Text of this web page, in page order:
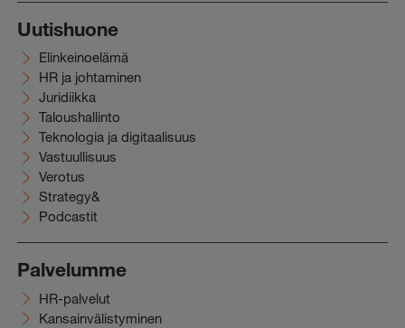
Uutishuone
Elinkeinoelämä
HR ja johtaminen
Juridiikka
Taloushallinto
Teknologia ja digitaalisuus
Vastuullisuus
Verotus
Strategy&
Podcastit
Palvelumme
HR-palvelut
Kansainvälistyminen